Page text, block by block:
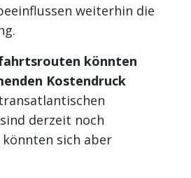
weiterhin die
könnten
Kostendruck
derzeit noch
könnten sich aber